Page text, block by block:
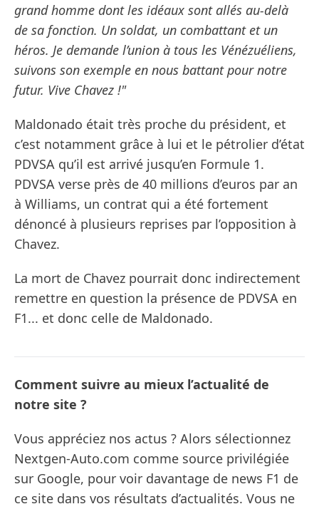
grand homme dont les idéaux sont allés au-delà
de sa fonction. Un soldat, un combattant et un
héros. Je demande l’union à tous les Vénézuéliens,
suivons son exemple en nous battant pour notre
futur. Vive Chavez !"
Maldonado était très proche du président, et
c’est notamment grâce à lui et le pétrolier d’état
PDVSA qu’il est arrivé jusqu’en Formule 1.
PDVSA verse près de 40 millions d’euros par an
à Williams, un contrat qui a été fortement
dénoncé à plusieurs reprises par l’opposition à
Chavez.
La mort de Chavez pourrait donc indirectement
remettre en question la présence de PDVSA en
F1... et donc celle de Maldonado.
Comment suivre au mieux l’actualité de
notre site ?
Vous appréciez nos actus ? Alors sélectionnez
Nextgen-Auto.com comme source privilégiée
sur Google, pour voir davantage de news F1 de
ce site dans vos résultats d’actualités. Vous ne